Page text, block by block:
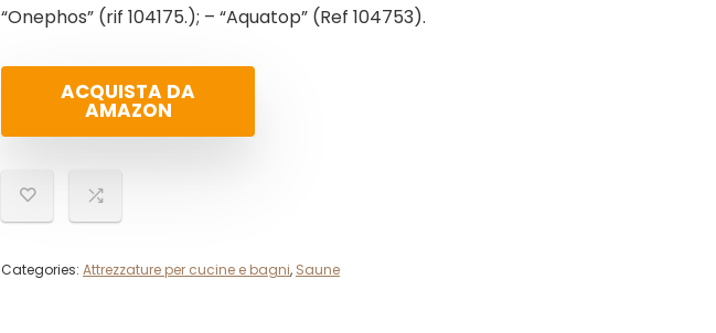
“Onephos” (rif 104175.); – “Aquatop” (Ref 104753).
ACQUISTA DA
AMAZON
Categories: Attrezzature per cucine e bagni, Saune